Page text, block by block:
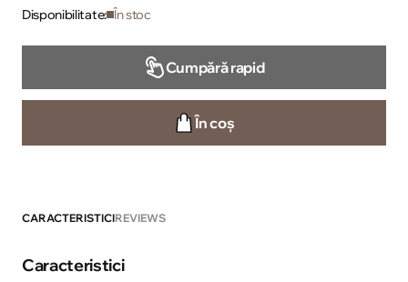
Disponibilitate: În stoc
Cumpără rapid
În coș
CARACTERISTICIREVIEWS
Caracteristici